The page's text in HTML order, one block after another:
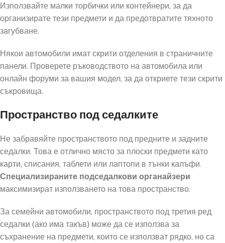
Използвайте малки торбички или контейнери, за да
организирате тези предмети и да предотвратите тяхното
загубване.
Някои автомобили имат скрити отделения в страничните
панели. Проверете ръководството на автомобила или
онлайн форуми за вашия модел, за да откриете тези скрити
съкровища.
Пространство под седалките
Не забравяйте пространството под предните и задните
седалки. Това е отлично място за плоски предмети като
карти, списания, таблети или лаптопи в тънки калъфи.
Специализираните подседалкови органайзери
максимизират използването на това пространство.
За семейни автомобили, пространството под третия ред
седалки (ако има такъв) може да се използва за
съхранение на предмети, които се използват рядко, но са